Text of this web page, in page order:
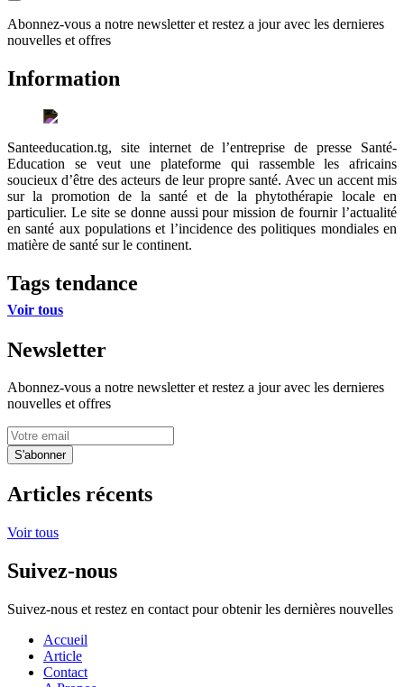
Abonnez-vous a notre newsletter et restez a jour avec les dernieres
nouvelles et offres
Information
Santeeducation.tg, site internet de l’entreprise de presse Santé-
Education se veut une plateforme qui rassemble les africains
soucieux d’être des acteurs de leur propre santé. Avec un accent mis
sur la promotion de la santé et de la phytothérapie locale en
particulier. Le site se donne aussi pour mission de fournir l’actualité
en santé aux populations et l’incidence des politiques mondiales en
matière de santé sur le continent.
Tags tendance
Voir tous
Newsletter
Abonnez-vous a notre newsletter et restez a jour avec les dernieres
nouvelles et offres
S'abonner
Articles récents
Voir tous
Suivez-nous
Suivez-nous et restez en contact pour obtenir les dernières nouvelles
Accueil
Article
Contact